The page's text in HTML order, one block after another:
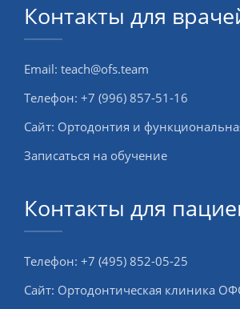
Контакты для
Email: teach@ofs.team
Телефон: +7 (996) 857-51-16
Сайт: Ортодонтия и
Записаться на обучение
Контакты для
Телефон: +7 (495) 852-05-25
Сайт: Ортодонтическая клиника